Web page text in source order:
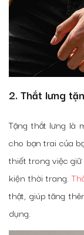
2. Thắt lưng
Tặng thắt lưng là
cho bạn trai của
thiết trong việc
kiện thời trang.
thật, giúp tăng
dụng.